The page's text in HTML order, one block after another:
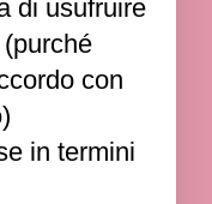
di usufruire
con
in termini